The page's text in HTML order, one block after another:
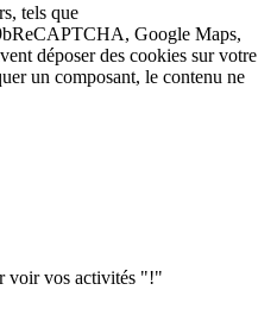
tels que
Google Maps,
déposer des cookies sur votre
un composant, le contenu ne
voir vos activités "!"